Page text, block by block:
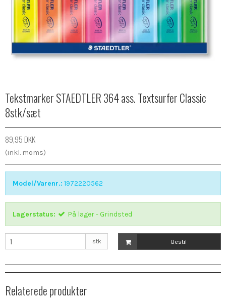
Tekstmarker STAEDTLER 364 ass. Textsurfer Classic
8stk/sæt
89,95 DKK
(inkl. moms)
Model/Varenr.: 1972220562
Lagerstatus: På lager - Grindsted
stk Bestil
Relaterede produkter